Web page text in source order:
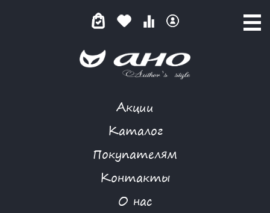
Акции
Каталог
Покупателям
Контакты
О нас
GARDARIKA